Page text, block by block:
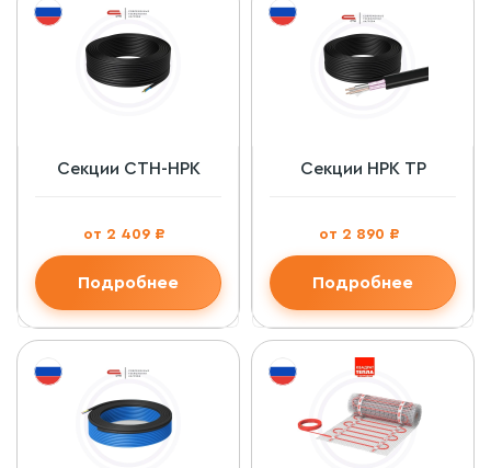
Секции СТН-НРК
от 2 409 ₽
Подробнее
Секции НРК ТР
от 2 890 ₽
Подробнее